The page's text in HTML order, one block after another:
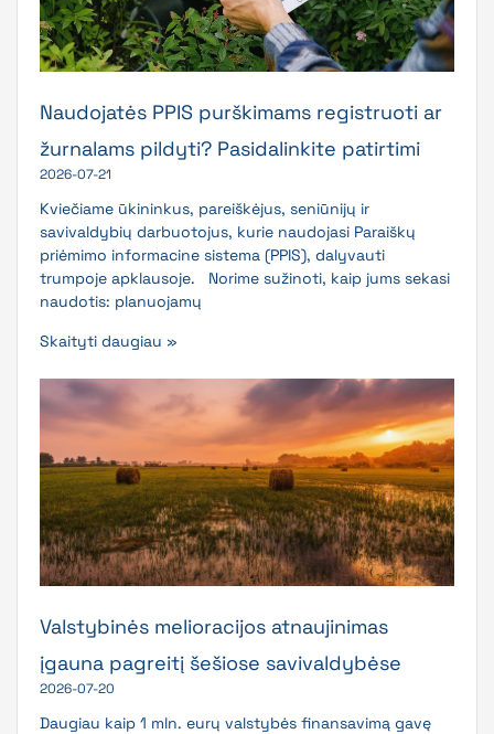
Naudojatės PPIS purškimams registruoti ar
žurnalams pildyti? Pasidalinkite patirtimi
2026-07-21
Kviečiame ūkininkus, pareiškėjus, seniūnijų ir
savivaldybių darbuotojus, kurie naudojasi Paraiškų
priėmimo informacine sistema (PPIS), dalyvauti
trumpoje apklausoje. Norime sužinoti, kaip jums sekasi
naudotis: planuojamų
Skaityti daugiau »
Valstybinės melioracijos atnaujinimas
įgauna pagreitį šešiose savivaldybėse
2026-07-20
Daugiau kaip 1 mln. eurų valstybės finansavimą gavę